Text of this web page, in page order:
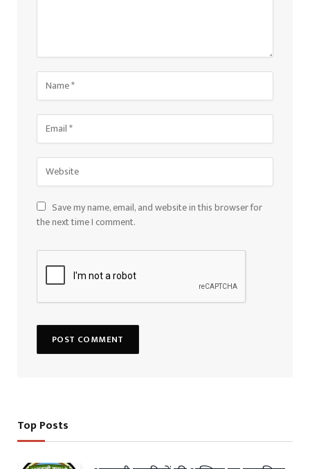
Save my name, email, and website in this browser for
the next time I comment.
Top Posts